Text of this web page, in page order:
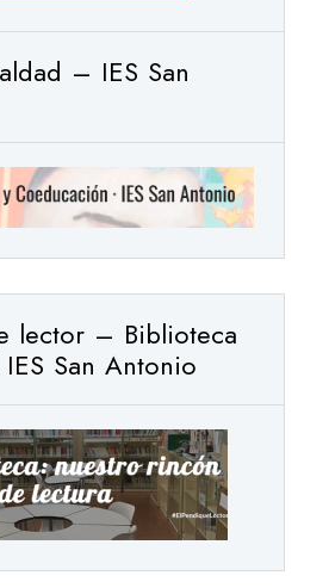
– IES San
lector – Biblioteca
San Antonio